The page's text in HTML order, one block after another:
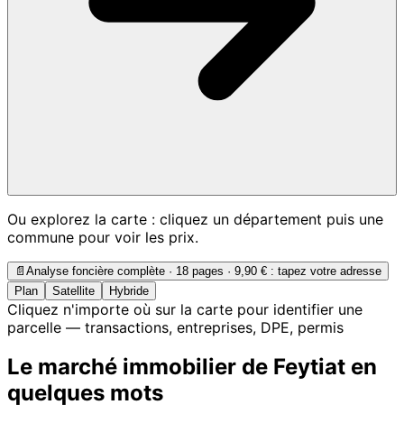
Ou explorez la carte : cliquez un département puis une
commune pour voir les prix.
📄 Analyse foncière complète · 18 pages · 9,90 € : tapez votre adresse
Plan
Satellite Hybride
Cliquez n'importe où sur la carte pour identifier une
parcelle — transactions, entreprises, DPE, permis
Le marché immobilier de Feytiat en
quelques mots